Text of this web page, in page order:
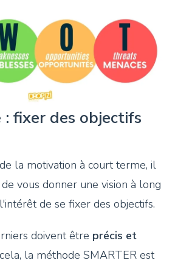
fixer des objectifs
la motivation à court terme, il
vous donner une vision à long
de se fixer des objectifs.
doivent être précis et
la méthode SMARTER est